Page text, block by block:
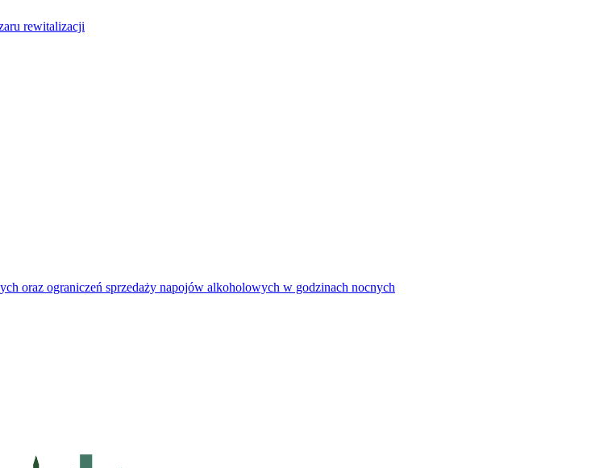
rewitalizacji
oraz ograniczeń sprzedaży napojów alkoholowych w godzinach nocnych